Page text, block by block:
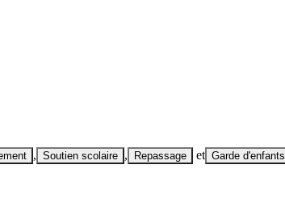
, Soutien scolaire , Repassage et Garde d'enfants